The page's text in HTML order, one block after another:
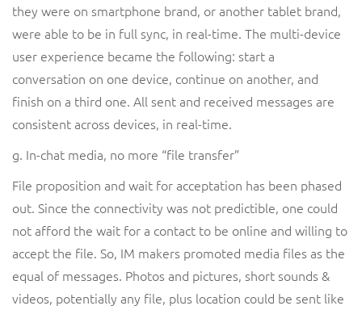
they were on smartphone brand, or another tablet brand,
were able to be in full sync, in real-time. The multi-device
user experience became the following: start a
conversation on one device, continue on another, and
finish on a third one. All sent and received messages are
consistent across devices, in real-time.
g. In-chat media, no more “file transfer”
File proposition and wait for acceptation has been phased
out. Since the connectivity was not predictible, one could
not afford the wait for a contact to be online and willing to
accept the file. So, IM makers promoted media files as the
equal of messages. Photos and pictures, short sounds &
videos, potentially any file, plus location could be sent like